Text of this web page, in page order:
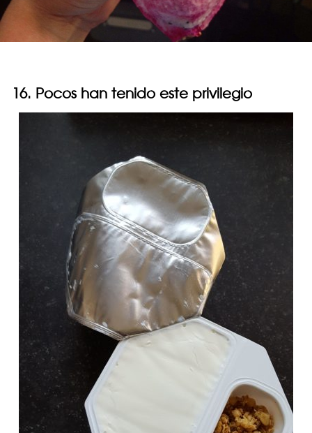
16. Pocos han tenido este privilegio